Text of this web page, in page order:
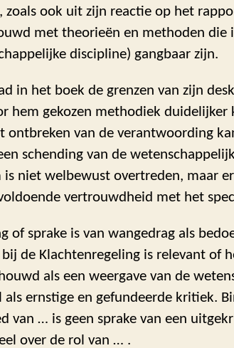
zoals ook uit zijn reactie op het
met theorieën en methoden die
discipline) gangbaar zijn.
in het boek de grenzen van zijn
hem gekozen methodiek duidelijker
ontbreken van de verantwoording
schending van de
niet welbewust overtreden, maar
vertrouwdheid met het
of sprake is van wangedrag als
de Klachtenregeling is relevant of
als een weergave van de
als ernstige en gefundeerde kritiek.
van … is geen sprake van een
over de rol van … .